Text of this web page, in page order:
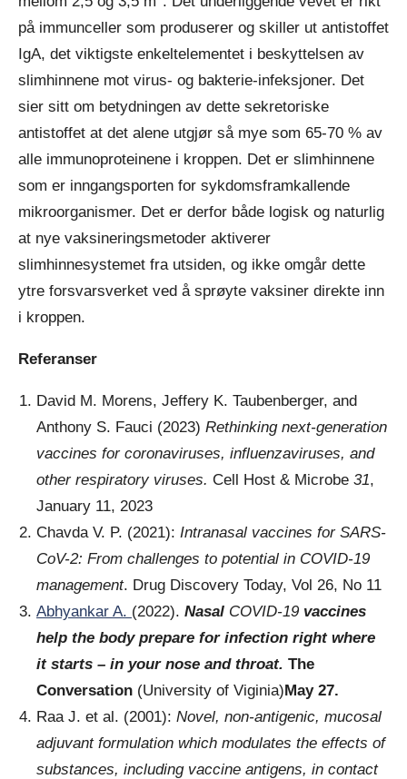
på immunceller som produserer og skiller ut antistoffet
IgA, det viktigste enkeltelementet i beskyttelsen av
slimhinnene mot virus- og bakterie-infeksjoner. Det
sier sitt om betydningen av dette sekretoriske
antistoffet at det alene utgjør så mye som 65-70 % av
alle immunoproteinene i kroppen. Det er slimhinnene
som er inngangsporten for sykdomsframkallende
mikroorganismer. Det er derfor både logisk og naturlig
at nye vaksineringsmetoder aktiverer
slimhinnesystemet fra utsiden, og ikke omgår dette
ytre forsvarsverket ved å sprøyte vaksiner direkte inn
i kroppen.
Referanser
David M. Morens, Jeffery K. Taubenberger, and
Anthony S. Fauci (2023) Rethinking next-generation
vaccines for coronaviruses, influenzaviruses, and
other respiratory viruses. Cell Host & Microbe 31,
January 11, 2023
Chavda V. P. (2021): Intranasal vaccines for SARS-
CoV-2: From challenges to potential in COVID-19
management. Drug Discovery Today, Vol 26, No 11
Abhyankar A. (2022). Nasal COVID-19 vaccines
help the body prepare for infection right where
it starts – in your nose and throat. The
Conversation (University of Viginia)May 27.
Raa J. et al. (2001): Novel, non-antigenic, mucosal
adjuvant formulation which modulates the effects of
substances, including vaccine antigens, in contact